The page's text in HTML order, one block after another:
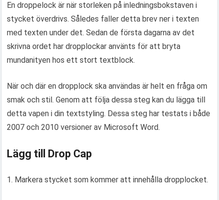
En droppelock är när storleken på inledningsbokstaven i
stycket överdrivs. Således faller detta brev ner i texten
med texten under det. Sedan de första dagarna av det
skrivna ordet har dropplockar använts för att bryta
mundanityen hos ett stort textblock.
När och där en dropplock ska användas är helt en fråga om
smak och stil. Genom att följa dessa steg kan du lägga till
detta vapen i din textstyling. Dessa steg har testats i både
2007 och 2010 versioner av Microsoft Word.
Lägg till Drop Cap
1. Markera stycket som kommer att innehålla dropplocket.